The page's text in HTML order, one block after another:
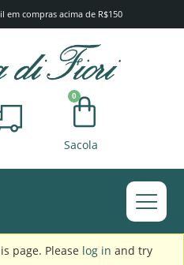
em compras acima de R$150
0
Sacola
page. Please log in and try